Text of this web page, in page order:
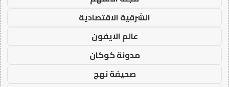
الشرقية الاقتصادية
عالم الايفون
مدونة كوكان
صحيفة نهج